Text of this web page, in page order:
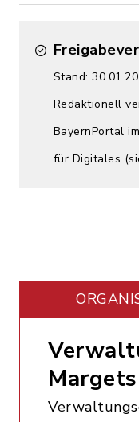
Stand:
Redaktionell
BayernPortal
für Digitales